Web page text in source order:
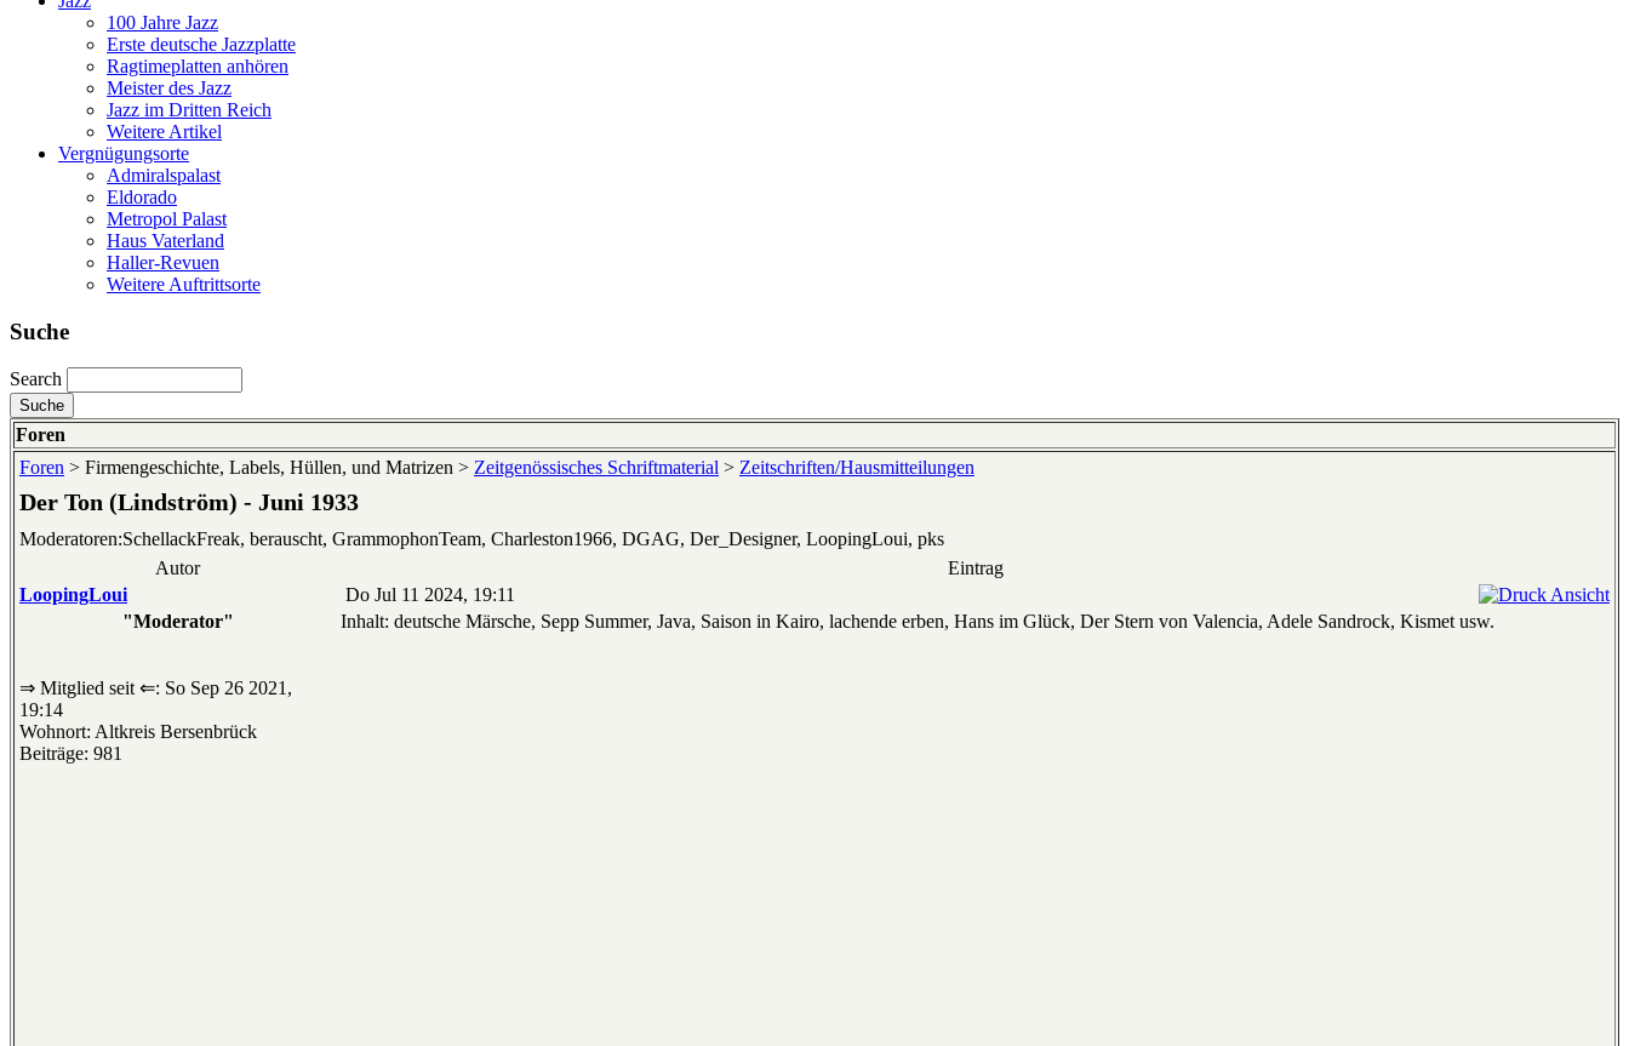
100 Jahre Jazz
Erste deutsche Jazzplatte
Ragtimeplatten anhören
Meister des Jazz
Jazz im Dritten Reich
Weitere Artikel
Vergnügungsorte
Admiralspalast
Eldorado
Metropol Palast
Haus Vaterland
Haller-Revuen
Weitere Auftrittsorte
Suche
Search
Foren
Foren > Firmengeschichte, Labels, Hüllen, und Matrizen > Zeitgenössisches Schriftmaterial > Zeitschriften/Hausmitteilungen
Der Ton (Lindström) - Juni 1933
Moderatoren:SchellackFreak, berauscht, GrammophonTeam, Charleston1966, DGAG, Der_Designer, LoopingLoui, pks
Autor
Eintrag
LoopingLoui
Do Jul 11 2024, 19:11
"Moderator"
⇒ Mitglied seit ⇐: So Sep 26 2021,
19:14
Wohnort: Altkreis Bersenbrück
Beiträge: 981
Inhalt: deutsche Märsche, Sepp Summer, Java, Saison in Kairo, lachende erben, Hans im Glück, Der Stern von Valencia, Adele Sandrock, Kismet usw.